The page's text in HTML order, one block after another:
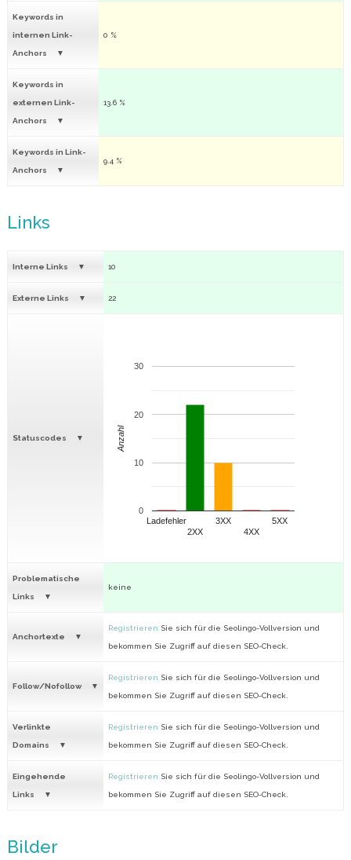
Keywords in
internen Link-
Anchors
0 %
Keywords in
externen Link-
Anchors
13.6 %
Keywords in Link-
Anchors
9.4 %
Links
Interne Links 10
Externe Links 22
Statuscodes
Ladefehler
2XX
3XX
4XX
5XX
0
10
20
30
Anzahl
Problematische
Links
keine
Anchortexte
Registrieren Sie sich für die Seolingo-Vollversion und
bekommen Sie Zugriff auf diesen SEO-Check.
Follow/Nofollow
Registrieren Sie sich für die Seolingo-Vollversion und
bekommen Sie Zugriff auf diesen SEO-Check.
Verlinkte
Domains
Registrieren Sie sich für die Seolingo-Vollversion und
bekommen Sie Zugriff auf diesen SEO-Check.
Eingehende
Links
Registrieren Sie sich für die Seolingo-Vollversion und
bekommen Sie Zugriff auf diesen SEO-Check.
Bilder